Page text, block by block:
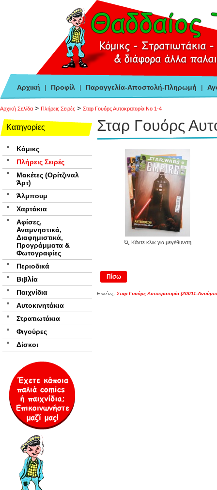
Αρχική | Προφίλ | Παραγγελία-Αποστολή-Πληρωμή |
Αρχική Σελίδα > Πλήρεις Σειρές > Σταρ Γουόρς Αυτοκρατορία Νο 1-4
Σταρ Γουόρς
Κάντε κλικ για μεγέθυνση
Πίσω
Ετικέτες: Σταρ Γουόρς Αυτοκρατορία (20011-
Κατηγορίες
Κόμικς
Πλήρεις Σειρές
Μακέτες (Ορίτζιναλ
Άρτ)
Άλμπουμ
Χαρτάκια
Αφίσες,
Αναμνηστικά,
Διαφημιστικά,
Προγράμματα &
Φωτογραφίες
Περιοδικά
Βιβλία
Παιχνίδια
Αυτοκινητάκια
Στρατιωτάκια
Φιγούρες
Δίσκοι